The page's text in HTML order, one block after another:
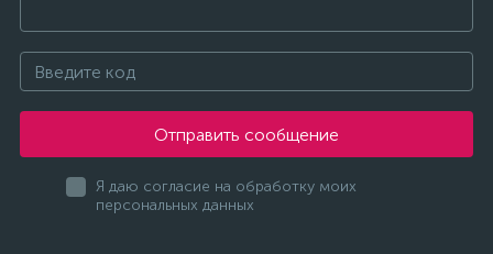
Отправить сообщение
Я даю согласие на обработку моих
персональных данных